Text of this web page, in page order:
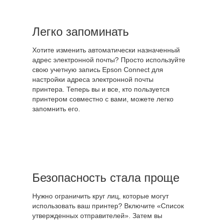
Легко запоминать
Хотите изменить автоматически назначенный
адрес электронной почты? Просто используйте
свою учетную запись Epson Connect для
настройки адреса электронной почты
принтера. Теперь вы и все, кто пользуется
принтером совместно с вами, можете легко
запомнить его.
Безопасность стала проще
Нужно ограничить круг лиц, которые могут
использовать ваш принтер? Включите «Список
утвержденных отправителей». Затем вы